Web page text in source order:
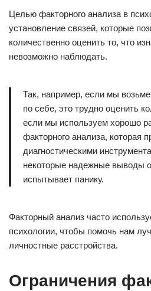
Целью факторного анализа в
установление связей, которые
количественно оценить то, что
невозможно наблюдать.
Так, например, если мы
по себе, это трудно оценить
если мы используем хорошо
факторного анализа, которая
диагностическими
некоторые надежные выводы о
испытывает панику.
Факторный анализ часто
психологии, чтобы помочь нам
личностные расстройства.
Ограничения